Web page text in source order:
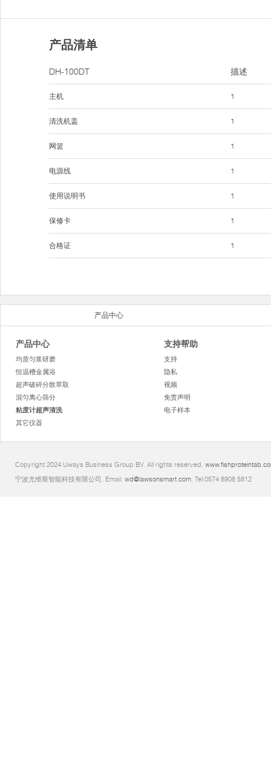
产品清单
DH-100DT
主机
清洗机盖
网篮
电源线
使用说明书
保修卡
合格证
描述
1
1
1
1
1
1
1
产品中心
产品中心
均质匀浆研磨
恒温槽金属浴
超声破碎分散萃取
混匀离心筛分
粘度计超声清洗
其它仪器
支持帮助
支持
隐私
视频
免责声明
电子样本
Copyright 2024 Uways Business Group BV. All rights reserved.
宁波尤维斯智能科技有限公司. Email: wd@lawsonsmart.com. Tel:0574 8908 5812